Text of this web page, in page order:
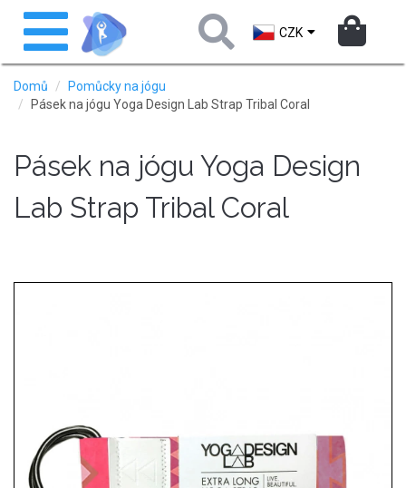
Přejít
hlavnímu
obsahu
Toggle
navigation
CZK
Domů
Pomůcky na jógu
Pásek na jógu Yoga Design Lab Strap Tribal Coral
Pásek na jógu Yoga Design
Lab Strap Tribal Coral